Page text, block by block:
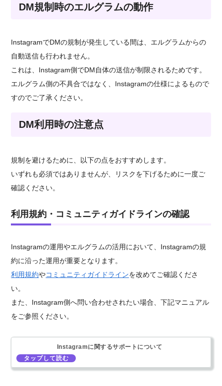
DM規制時のエルグラムの動作
InstagramでDMの規制が発生している間は、エルグラムからの
自動送信も行われません。
これは、Instagram側でDM自体の送信が制限されるためです。
エルグラム側の不具合ではなく、Instagramの仕様によるもので
すのでご了承ください。
DM利用時の注意点
規制を避けるために、以下の点をおすすめします。
いずれも必須ではありませんが、リスクを下げるために一度ご
確認ください。
利用規約・コミュニティガイドラインの確認
Instagramの運用やエルグラムの活用において、Instagramの規
約に沿った運用が重要となります。
利用規約やコミュニティガイドラインを改めてご確認くださ
い。
また、Instagram側へ問い合わせされたい場合、下記マニュアル
をご参照ください。
Instagramに関するサポートについて